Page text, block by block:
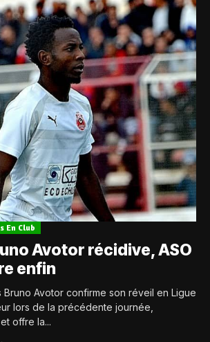
En Club
Avotor récidive, ASO
enfin
Bruno Avotor confirme son réveil en Ligue
lors de la précédente journée,
offre la...